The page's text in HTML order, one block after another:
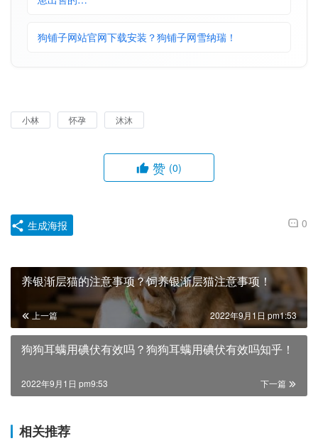
狗铺子网站官网下载安装？狗铺子网雪纳瑞！
小林 怀孕 沐沐
赞 (0)
0
生成海报
养银渐层猫的注意事项？饲养银渐层猫注意事项！
上一篇 2022年9月1日 pm1:53
狗狗耳螨用碘伏有效吗？狗狗耳螨用碘伏有效吗知乎！
下一篇
2022年9月1日 pm9:53
相关推荐